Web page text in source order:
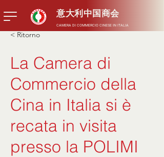
意大利中国商会
CAMERA DI COMMERCIO CINESE IN ITALIA
< Ritorno
La Camera di
Commercio della
Cina in Italia si è
recata in visita
presso la POLIMI